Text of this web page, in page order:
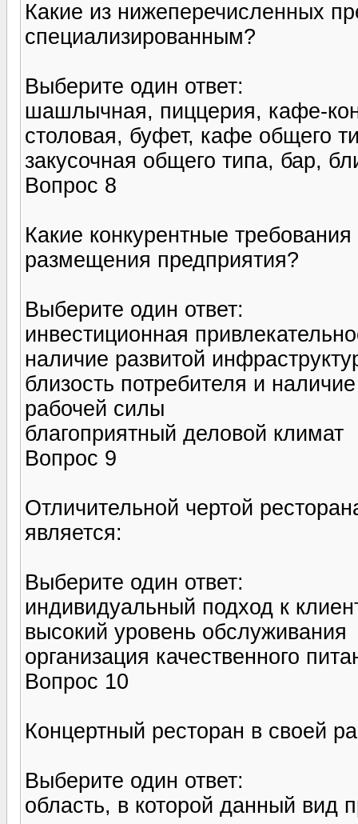
Какие из нижеперечисленных
специализированным?
Выберите один ответ:
шашлычная, пиццерия, кафе-
столовая, буфет, кафе общего
закусочная общего типа, бар,
Вопрос 8
Какие конкурентные
размещения предприятия?
Выберите один ответ:
инвестиционная
наличие развитой
близость потребителя и
рабочей силы
благоприятный деловой климат
Вопрос 9
Отличительной чертой
является:
Выберите один ответ:
индивидуальный подход к
высокий уровень обслуживания
организация качественного
Вопрос 10
Концертный ресторан в своей
Выберите один ответ:
область, в которой данный вид